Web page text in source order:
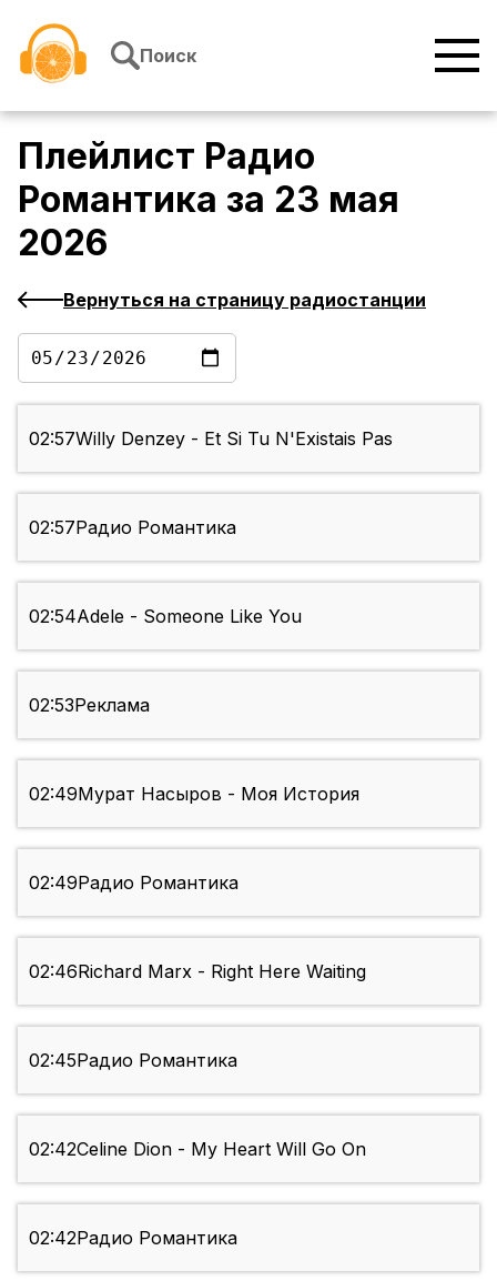
Поиск
Плейлист Радио
Романтика за 23 мая
2026
Вернуться на страницу радиостанции
02:57Willy Denzey - Et Si Tu N'Existais Pas
02:57Радио Романтика
02:54Adele - Someone Like You
02:53Реклама
02:49Мурат Насыров - Моя История
02:49Радио Романтика
02:46Richard Marx - Right Here Waiting
02:45Радио Романтика
02:42Celine Dion - My Heart Will Go On
02:42Радио Романтика